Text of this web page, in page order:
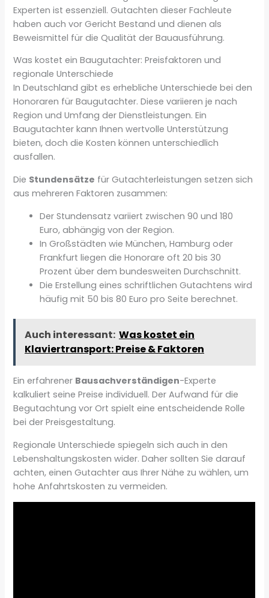
Experten ist essenziell. Gutachten dieser Fachleute
haben auch vor Gericht Bestand und dienen als
Beweismittel für die Qualität der Bauausführung.
Was kostet ein Baugutachter: Preisfaktoren und
regionale Unterschiede
In Deutschland gibt es erhebliche Unterschiede bei den
Honoraren für Baugutachter. Diese variieren je nach
Region und Umfang der Dienstleistungen. Ein
Baugutachter kann Ihnen wertvolle Unterstützung
bieten, doch die Kosten können unterschiedlich
ausfallen.
Die Stundensätze für Gutachterleistungen setzen sich
aus mehreren Faktoren zusammen:
Der Stundensatz variiert zwischen 90 und 180
Euro, abhängig von der Region.
In Großstädten wie München, Hamburg oder
Frankfurt liegen die Honorare oft 20 bis 30
Prozent über dem bundesweiten Durchschnitt.
Die Erstellung eines schriftlichen Gutachtens wird
häufig mit 50 bis 80 Euro pro Seite berechnet.
Auch interessant: Was kostet ein
Klaviertransport: Preise & Faktoren
Ein erfahrener Bausachverständigen-Experte
kalkuliert seine Preise individuell. Der Aufwand für die
Begutachtung vor Ort spielt eine entscheidende Rolle
bei der Preisgestaltung.
Regionale Unterschiede spiegeln sich auch in den
Lebenshaltungskosten wider. Daher sollten Sie darauf
achten, einen Gutachter aus Ihrer Nähe zu wählen, um
hohe Anfahrtskosten zu vermeiden.